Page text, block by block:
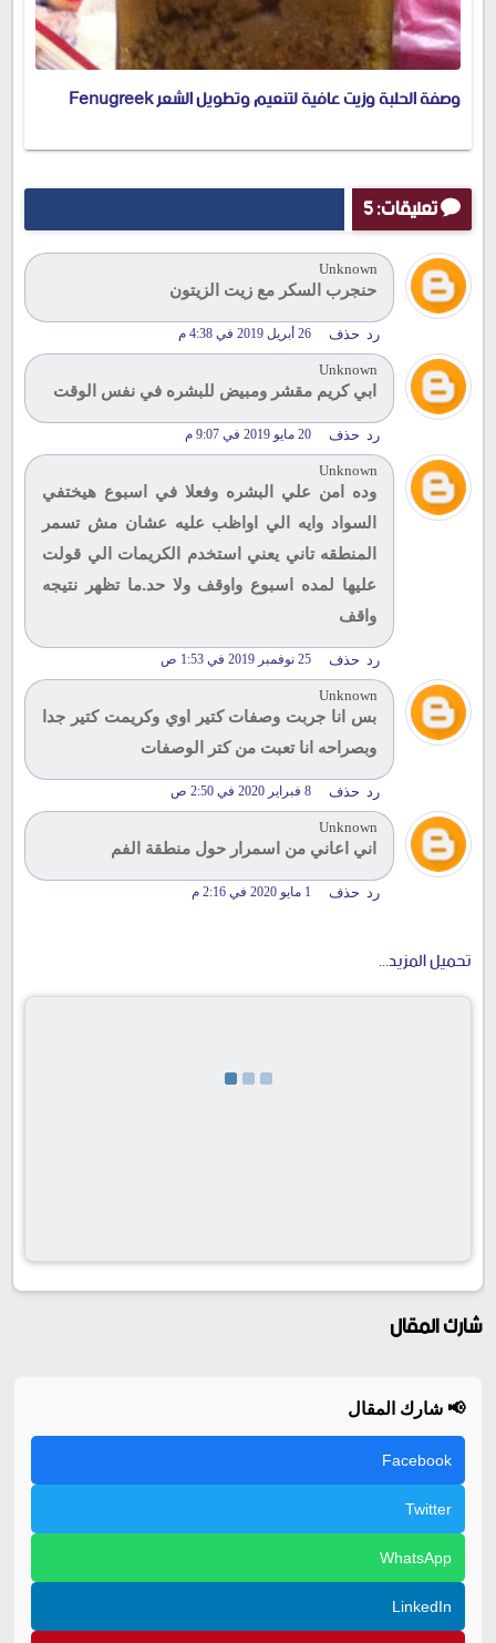
وصفة الحلبة وزيت عافية لتنعيم وتطويل الشعر Fenugreek
تعليقات: 5
Unknown
26 أبريل 2019 في 4:38 م
حنجرب السكر مع زيت الزيتون
رد حذف
Unknown
20 مايو 2019 في 9:07 م
ابي كريم مقشر ومبيض للبشره في نفس الوقت
رد حذف
Unknown
25 نوفمبر 2019 في 1:53 ص
وده امن علي البشره وفعلا في اسبوع هيختفي
السواد وايه الي اواظب عليه عشان مش تسمر
المنطقه تاني يعني استخدم الكريمات الي قولت
عليها لمده اسبوع واوقف ولا حد.ما تظهر نتيجه
واقف
رد حذف
Unknown
8 فبراير 2020 في 2:50 ص
بس انا جربت وصفات كتير اوي وكريمت كتير جدا
وبصراحه انا تعبت من كتر الوصفات
رد حذف
Unknown
1 مايو 2020 في 2:16 م
اني اعاني من اسمرار حول منطقة الفم
رد حذف
تحميل المزيد...
شارك المقال
📢 شارك المقال
Facebook
Twitter
WhatsApp
LinkedIn